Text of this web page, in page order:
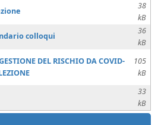
38
kB
colloqui
36
kB
DEL RISCHIO DA COVID-
105
kB
33
kB